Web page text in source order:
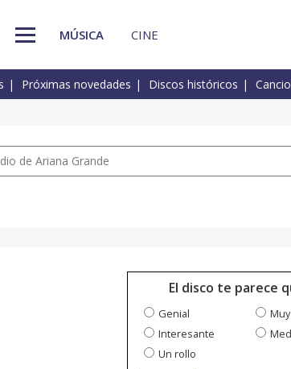
MÚSICA CINE
Próximas novedades Discos históricos
de Ariana Grande
El disco te parece
Genial
Interesante
Un rollo